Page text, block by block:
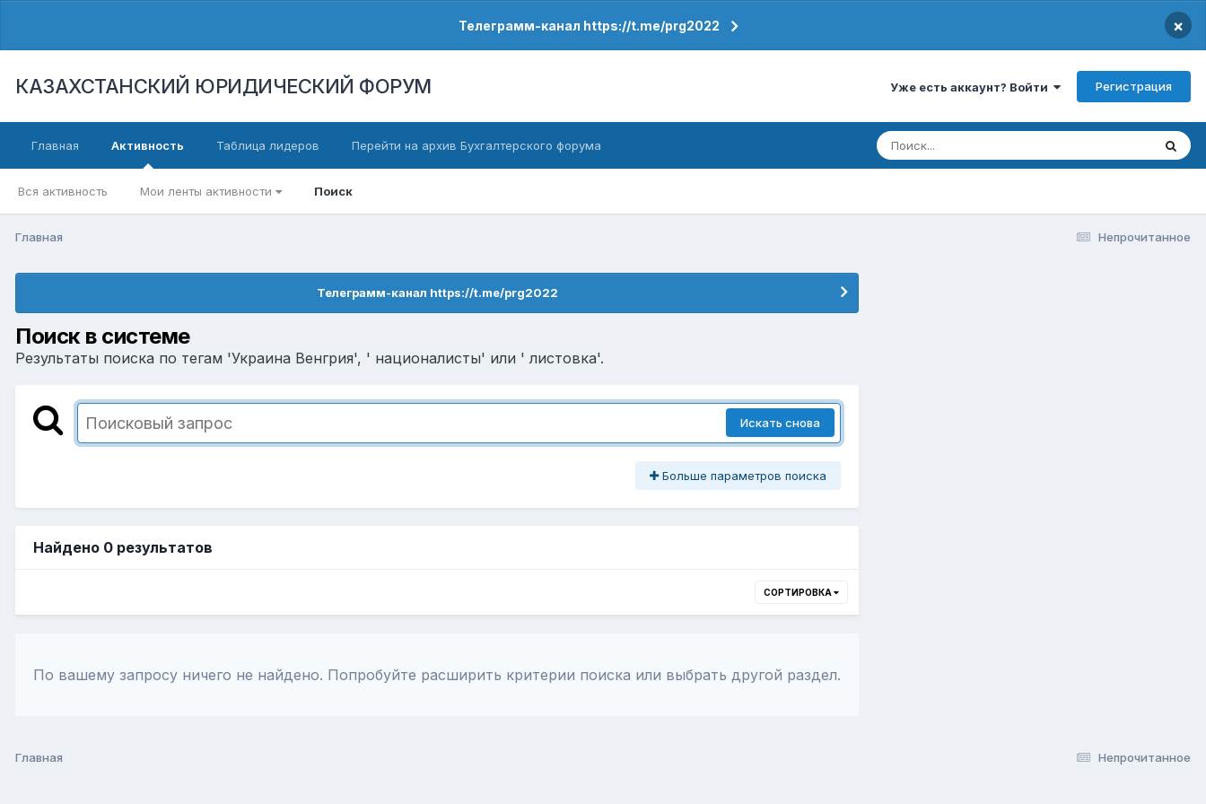
Телеграмм-канал https://t.me/prg2022 ×
КАЗАХСТАНСКИЙ ЮРИДИЧЕСКИЙ ФОРУМ Уже есть аккаунт? Войти Регистрация
Главная Активность
Вся активность Мои ленты активности Поиск
Таблица лидеров Перейти на архив Бухгалтерского форума
Непрочитанное
Главная
Телеграмм-канал https://t.me/prg2022
Поиск в системе
Результаты поиска по тегам 'Украина Венгрия', ' националисты' или ' листовка'.
Искать снова
Больше параметров поиска
Найдено 0 результатов
СОРТИРОВКА
По вашему запросу ничего не найдено. Попробуйте расширить критерии поиска или выбрать другой раздел.
Непрочитанное
Главная